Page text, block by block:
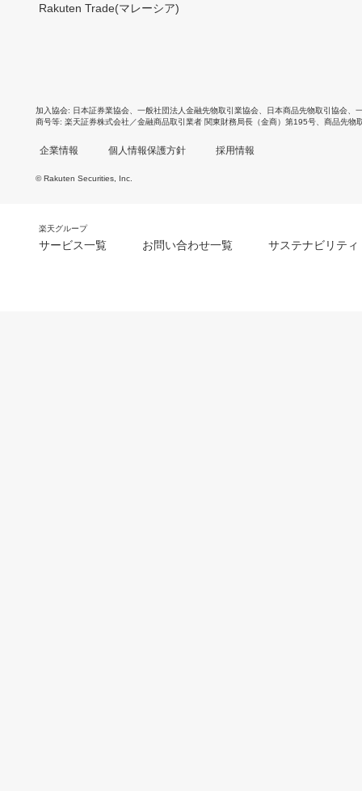
Rakuten Trade(マレーシア)
加入協会 日本証券業協会 一般社団法人金融先物取引業協会 日本商品先物取引協会
商号等 楽天証券株式会社／金融商品取引業者 関東財務局長（金商）第195号、商品先物
企業情報 個人情報保護方針 採用情報
© Rakuten Securities, Inc.
楽天グループ
サービス一覧 お問い合わせ一覧 サステナビリティ